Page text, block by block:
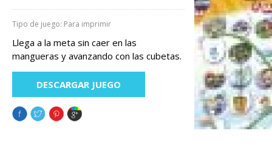
Tipo de juego: Para imprimir
Llega a la meta sin caer en las
mangueras y avanzando con las cubetas.
DESCARGAR JUEGO